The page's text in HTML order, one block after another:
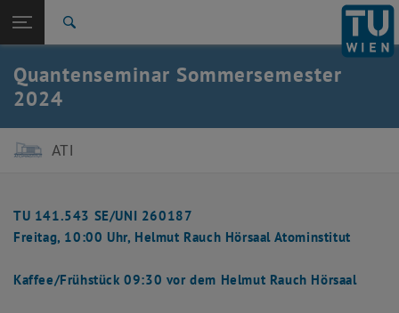
TU Login
Quicklinks
Quicklinks-Menü umschalten
Studium
International
Karriere
Zur 1. Menü Ebene
E141-Atominstitut
Zurück: Subseiten von Quantenseminar auflisten
Zurück zur letzten Ebene:
Quantenseminar
Quantenseminar Sommersemester
2024
ATI
TU 141.543 SE/UNI 260187
Freitag, 10:00 Uhr, Helmut Rauch Hörsaal Atominstitut
Kaffee/Frühstück 09:30 vor dem Helmut Rauch Hörsaal